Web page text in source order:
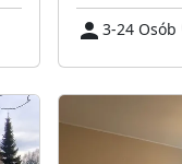
3-24 Osób